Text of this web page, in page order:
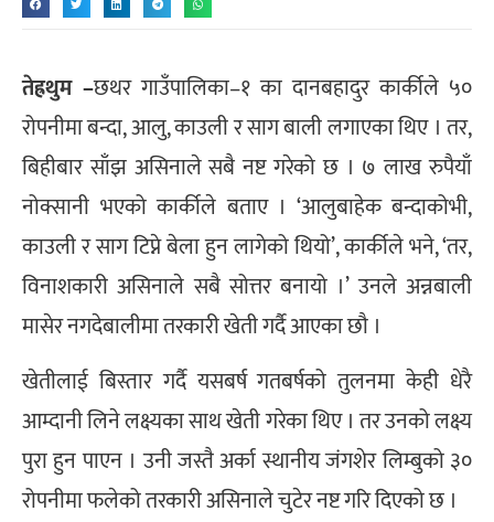
तेह्रथुम –छथर गाउँपालिका–१ का दानबहादुर कार्कीले ५०
रोपनीमा बन्दा, आलु, काउली र साग बाली लगाएका थिए । तर,
बिहीबार साँझ असिनाले सबै नष्ट गरेको छ । ७ लाख रुपैयाँ
नोक्सानी भएको कार्कीले बताए । ‘आलुबाहेक बन्दाकोभी,
काउली र साग टिप्ने बेला हुन लागेको थियो’, कार्कीले भने, ‘तर,
विनाशकारी असिनाले सबै सोत्तर बनायो ।’ उनले अन्नबाली
मासेर नगदेबालीमा तरकारी खेती गर्दै आएका छौ ।
खेतीलाई बिस्तार गर्दै यसबर्ष गतबर्षको तुलनमा केही धेरै
आम्दानी लिने लक्ष्यका साथ खेती गरेका थिए । तर उनको लक्ष्य
पुरा हुन पाएन । उनी जस्तै अर्का स्थानीय जंगशेर लिम्बुको ३०
रोपनीमा फलेको तरकारी असिनाले चुटेर नष्ट गरि दिएको छ ।